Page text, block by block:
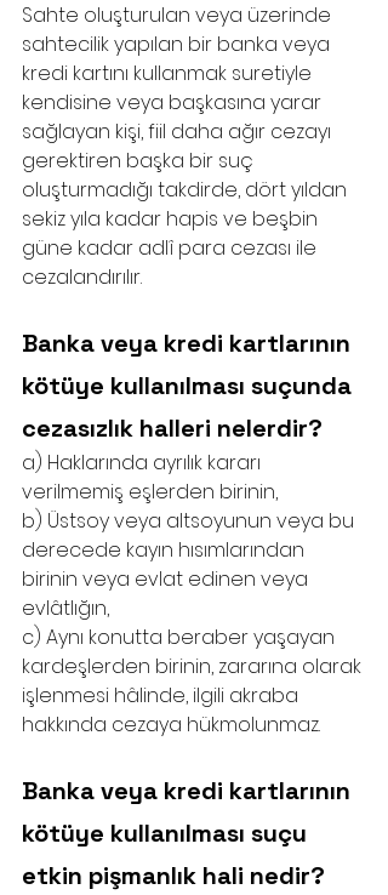
Sahte oluşturulan veya üzerinde
sahtecilik yapılan bir banka veya
kredi kartını kullanmak suretiyle
kendisine veya başkasına yarar
sağlayan kişi, fiil daha ağır cezayı
gerektiren başka bir suç
oluşturmadığı takdirde, dört yıldan
sekiz yıla kadar hapis ve beşbin
güne kadar adlî para cezası ile
cezalandırılır.
Banka veya kredi kartlarının
kötüye kullanılması suçunda
cezasızlık halleri nelerdir?
a) Haklarında ayrılık kararı
verilmemiş eşlerden birinin,
b) Üstsoy veya altsoyunun veya bu
derecede kayın hısımlarından
birinin veya evlat edinen veya
evlâtlığın,
c) Aynı konutta beraber yaşayan
kardeşlerden birinin, zararına olarak
işlenmesi hâlinde, ilgili akraba
hakkında cezaya hükmolunmaz.
Banka veya kredi kartlarının
kötüye kullanılması suçu
etkin pişmanlık hali nedir?